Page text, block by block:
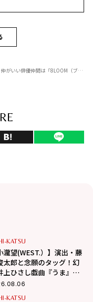
仲間は「8LOOM（ブルーム）」のメンバー! 【映画『女神降臨』後編が5/1~公開!】
KATSU
瀧望(WEST.）】演出・藤
太郎と念願のタッグ！幻
上ひさし戯曲『うま』で
る“爽快な悪人”の魅力と
KATSU